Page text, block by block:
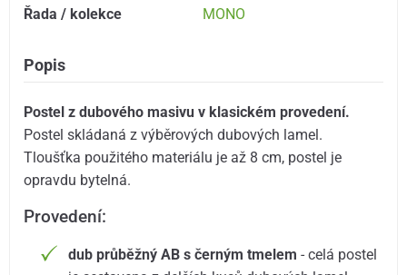
Řada / kolekce MONO
Popis
Postel z dubového masivu v klasickém provedení.
Postel skládaná z výběrových dubových lamel.
Tloušťka použitého materiálu je až 8 cm, postel je
opravdu bytelná.
Provedení:
dub průběžný AB s černým tmelem - celá postel